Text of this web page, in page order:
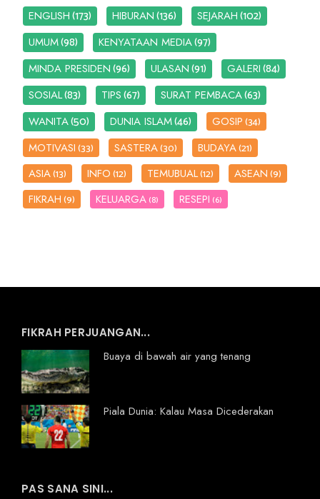
ENGLISH(173) HIBURAN(136) SEJARAH(102)
UMUM(98) KENYATAAN MEDIA(97)
MINDA PRESIDEN(96) ULASAN(91) GALERI(84)
SOSIAL(83) TIPS(67) SURAT PEMBACA(63)
WANITA(50) DUNIA ISLAM(46) GOSIP(34)
MOTIVASI(33) SASTERA(30) BUDAYA(21)
ASIA(13) INFO(12) TEMUBUAL(12) ASEAN(9)
FIKRAH(9) KELUARGA (8) RESEPI (6)
FIKRAH PERJUANGAN...
Buaya di bawah air yang tenang
Piala Dunia: Kalau Masa Dicederakan
PAS SANA SINI...